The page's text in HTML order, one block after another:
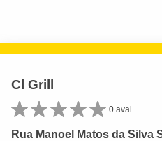
Cl Grill
0 aval.
Rua Manoel Matos da Silva